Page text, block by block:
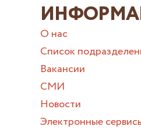
О нас
Список
Вакансии
СМИ
Новости
Электронные